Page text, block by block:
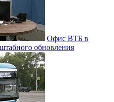
Офис ВТБ в
обновления